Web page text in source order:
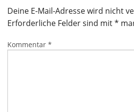
Deine E-Mail-Adresse wird nicht
Erforderliche Felder sind mit*
Kommentar *